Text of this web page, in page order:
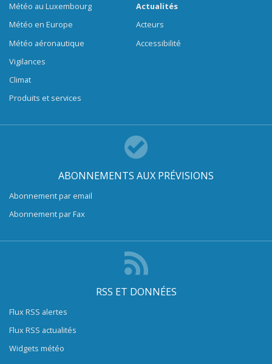
Météo au Luxembourg
Météo en Europe
Météo aéronautique
Vigilances
Climat
Produits et services
Actualités
Acteurs
Accessibilité
ABONNEMENTS AUX PRÉVISIONS
Abonnement par email
Abonnement par Fax
RSS ET DONNÉES
Flux RSS alertes
Flux RSS actualités
Widgets météo